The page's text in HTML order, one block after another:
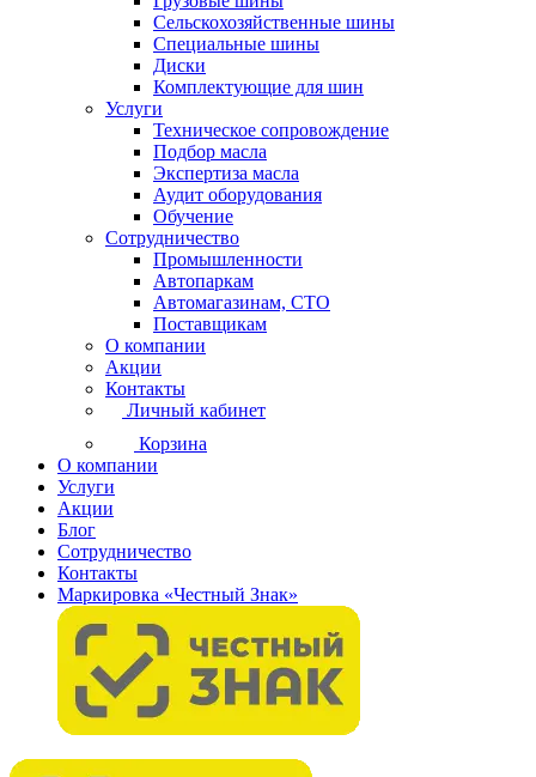
Сельскохозяйственные шины
Специальные шины
Диски
Комплектующие для шин
Услуги
Техническое сопровождение
Подбор масла
Экспертиза масла
Аудит оборудования
Обучение
Сотрудничество
Промышленности
Автопаркам
Автомагазинам, СТО
Поставщикам
О компании
Акции
Контакты
Личный кабинет
Корзина
О компании
Услуги
Акции
Блог
Сотрудничество
Контакты
Маркировка «Честный Знак»